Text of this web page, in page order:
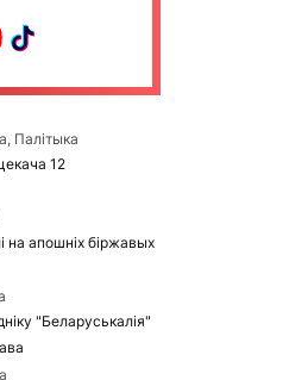
Палітыка
12
на апошніх біржавых
"Беларуськалія"